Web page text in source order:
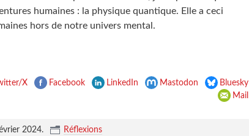
humaines : la physique quantique. Elle a ceci
hors de notre univers mental.
X Facebook LinkedIn Mastodon
Bluesky
Mail
2024.
Réflexions